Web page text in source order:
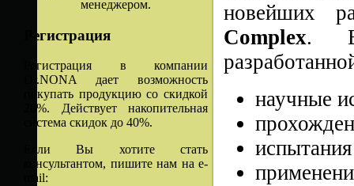
менеджером.
Регистрация
Регистрация в компании
Dr.NONA дает возможность
покупать продукцию со скидкой
20%. Действует накопительная
система скидок до 40%.
Если Вы хотите стать
консультантом, пишите нам на e-
mail:
новейших
Complex.
научные